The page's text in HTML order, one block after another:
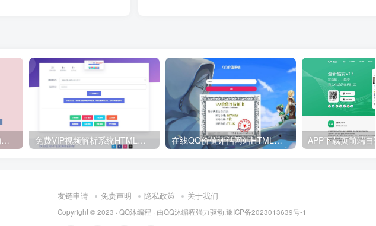
抖音上较火的“可以成为我的恋人吗”HTML源码 免费VIP视频解析系统HTML源码 在线QQ价值评估网站HTML源码
友链申请 免责声明 隐私政策 关于我们
Copyright © 2023 · QQ沐编程 · 由QQ沐编程强力驱动.豫ICP备2023013639号-1